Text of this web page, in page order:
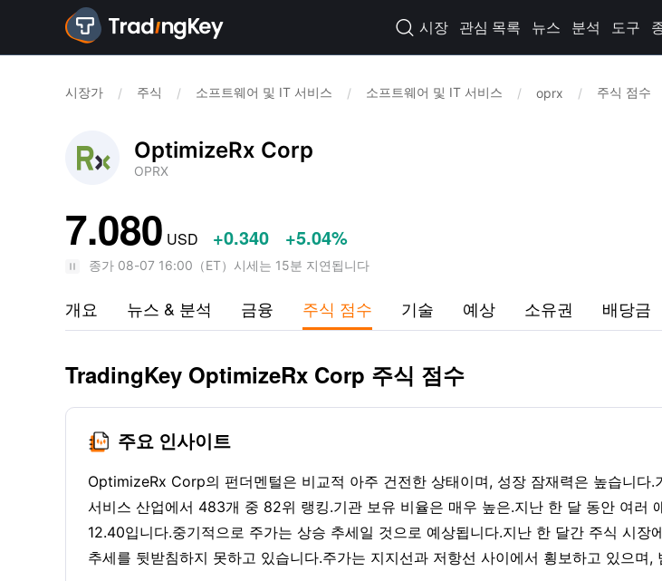
 시장 관심 목록 뉴스 분석 도구
시장가 / 주식 / 소프트웨어 및 IT 서비스 / 소프트웨어 및 IT 서비스 / oprx / 주식 점수
OptimizeRx Corp
OPRX
7.080 USD +0.340 +5.04%
종가 08-07 16:00 （ET） 시세는 15분 지연됩니다
개요 뉴스 & 분석 금융 주식 점수 기술 예상 소유권 배당금
TradingKey OptimizeRx Corp 주식 점수
주요 인사이트
OptimizeRx Corp의 펀더멘털은 비교적 아주 건전한 상태이며, 성장 잠재력은 높습니
서비스 산업에서 483개 중 82위 랭킹.기관 보유 비율은 매우 높은.지난 한 달 동안 여러
12.40입니다.중기적으로 주가는 상승 추세일 것으로 예상됩니다.지난 한 달간 주식 시
추세를 뒷받침하지 못하고 있습니다.주가는 지지선과 저항선 사이에서 횡보하고 있으며